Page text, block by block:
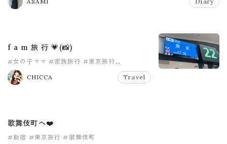
f a m 旅 行 💗(📸)
#女の子ママ #家族旅行 #東京旅行
#男の子ママ
CHICCA
Travel
歌舞伎町へ❤️
#新宿 #東京旅行 #歌舞伎町